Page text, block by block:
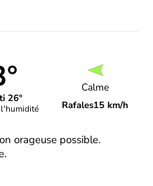
26°
l'humidité
Calme
Rafales15 km/h
orageuse possible.